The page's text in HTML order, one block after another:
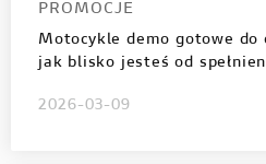
PROMOCJE
Motocykle demo gotowe do
jak blisko jesteś od
2026-03-09